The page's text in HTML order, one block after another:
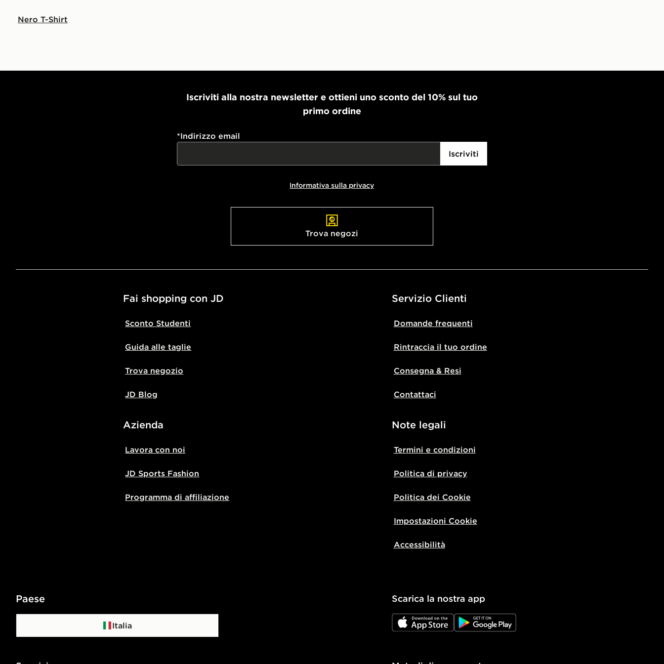
Nero T-Shirt
Iscriviti alla nostra newsletter e ottieni uno sconto del 10% sul tuo
primo ordine
*Indirizzo email
Iscriviti
Informativa sulla privacy
Trova negozi
Fai shopping con JD
Sconto Studenti
Guida alle taglie
Trova negozio
JD Blog
Servizio Clienti
Domande frequenti
Rintraccia il tuo ordine
Consegna & Resi
Contattaci
Azienda
Lavora con noi
JD Sports Fashion
Programma di affiliazione
Note legali
Termini e condizioni
Politica di privacy
Politica dei Cookie
Impostazioni Cookie
Accessibilità
Paese
Italia
Scarica la nostra app
JD App Store JD Google Play